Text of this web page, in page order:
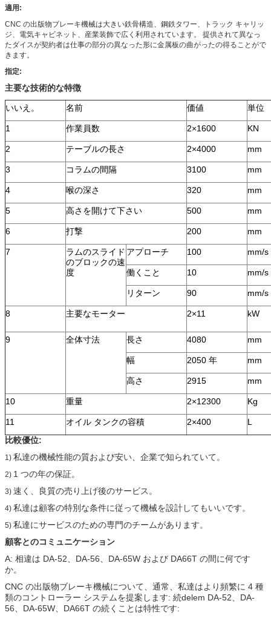
適用:
CNC の出版物ブレーキ機械は大きい鉄骨構造、鋼鉄タワー、トラック キャリッ
ジ、電気キャビネット、産業装飾で広く利用されています。 提供されて異なっ
たダイスが契約者は仕事の部分の異なった形に金属板の曲がったの得ることがで
きます。
指定:
主要な技術的な特徴
いいえ。 名前 価値 単位
1 作業員数 2×1600 KN
2 テーブルの長さ 2×4000 mm
3 コラムの間隔 3100 mm
4 喉の深さ 320 mm
5 高さを開けて下さい 500 mm
6 打撃 200 mm
7
ラムのスライド
のブロックの速
度
アプローチ 100 mm/s
働くこと 10 mm/s
リターン 90 mm/s
8 主要なモーター 2×11 kW
9 全体寸法 長さ 4080 mm
幅 2050 年 mm
高さ 2915 mm
10 重量 2×12300 Kg
11 オイル タンクの容積 2×400
L
比較優位:
1) 私達の機械性能の質および安い、企業で知られていて。
2) 1 つの年の保証。
3) 速く、良質の売り上げ後のサービス。
4) 私達は顧客の特別な条件に従って機械を設計してもいいです。
5) 私達にサービスのための専門のチームがあります。
顧客とのコミュニケーション
A: 相違は DA-52、DA-56、DA-65W および DA66T の間に何です
か。
CNC の出版物ブレーキ機械について、通常、私達はより頻繁に 4 種
類のコントローラー システムを提案します: 続delem DA-52、DA-
56、DA-65W、DA66T の続くことは特性です: